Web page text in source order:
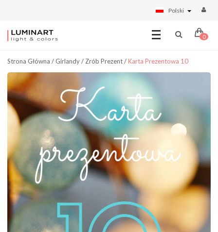
Polski
0
Strona Główna / Girlandy/Zrób Prezent/Karta Prezentowa 10